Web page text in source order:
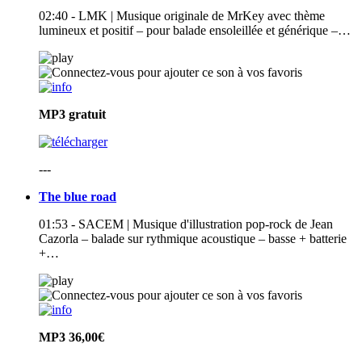
02:40 - LMK | Musique originale de MrKey avec thème
lumineux et positif – pour balade ensoleillée et générique –…
MP3 gratuit
---
The blue road
01:53 - SACEM | Musique d'illustration pop-rock de Jean
Cazorla – balade sur rythmique acoustique – basse + batterie
+…
MP3 36,00€